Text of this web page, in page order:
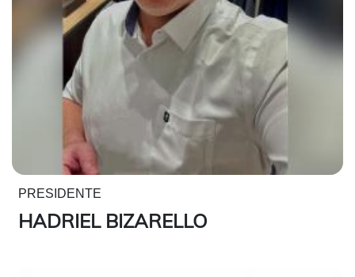
PRESIDENTE
HADRIEL BIZARELLO